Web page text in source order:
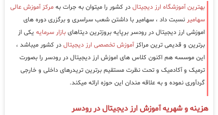
بهترین آموزشگاه ارز دیجیتال در کشور را میتوان به جرات به مرکز آموزش عالی
سهامیر نسبت داد ، سهامیر با داشتن شعب سراسری و برگزری دوره های
اموزشی ارز دیجیتال در رودسر برپایه بروزترین دیتاهای بازار سرمایه یکی از
برترین و قدیمی ترین مراکزآموزش تخصصی ارز دیجیتال در کشور میباشد ،
این موسسه هم اکنون کلاس های اموزش ارز دیجیتال در رودسر را بصورت
ترمیک و آکادمیک و تحت نظرت مستقیم برترین تریدرهای داخلی و خارجی
گردآوری نموده و به علاقه مندان این حوزه ارائه میکند.
هزینه و شهریه آموزش ارز دیجیتال در رودسر